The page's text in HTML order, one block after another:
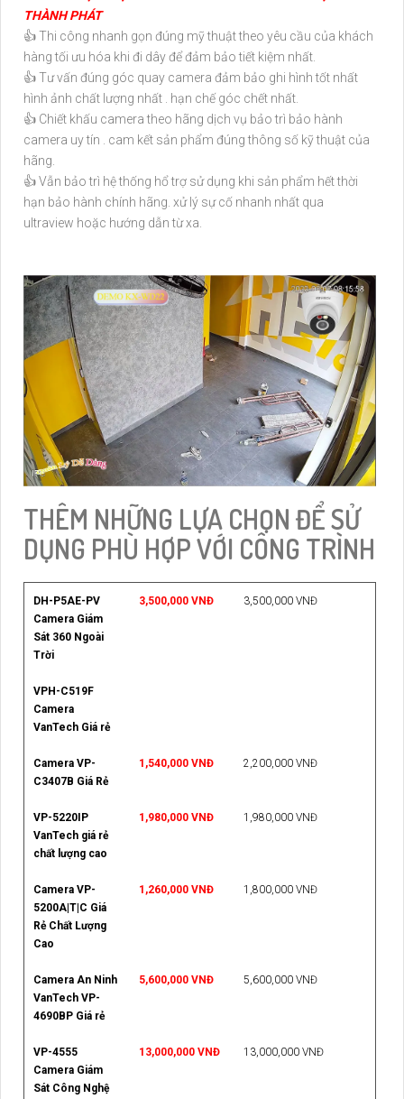
THÀNH PHÁT
👍 Thi công nhanh gọn đúng mỹ thuật theo yêu cầu của khách
hàng tối ưu hóa khi đi dây để đảm bảo tiết kiệm nhất.
👍 Tư vấn đúng góc quay camera đảm bảo ghi hình tốt nhất
hình ảnh chất lượng nhất . hạn chế góc chết nhất.
👍 Chiết khấu camera theo hãng dịch vụ bảo trì bảo hành
camera uy tín . cam kết sản phẩm đúng thông số kỹ thuật của
hãng.
👍 Vẫn bảo trì hệ thống hổ trợ sử dụng khi sản phẩm hết thời
hạn bảo hành chính hãng. xử lý sự cố nhanh nhất qua
ultraview hoặc hướng dẫn từ xa.
THÊM NHỮNG LỰA CHỌN ĐỂ SỬ
DỤNG PHÙ HỢP VỚI CÔNG TRÌNH
DH-P5AE-PV
Camera Giám
Sát 360 Ngoài
Trời
3,500,000 VNĐ 3,500,000 VNĐ
VPH-C519F
Camera
VanTech Giá rẻ
Camera VP-
C3407B Giá Rẻ
1,540,000 VNĐ 2,200,000 VNĐ
VP-5220IP
VanTech giá rẻ
chất lượng cao
1,980,000 VNĐ 1,980,000 VNĐ
Camera VP-
5200A|T|C Giá
Rẻ Chất Lượng
Cao
1,260,000 VNĐ 1,800,000 VNĐ
Camera An Ninh
VanTech VP-
4690BP Giá rẻ
5,600,000 VNĐ 5,600,000 VNĐ
VP-4555
Camera Giám
Sát Công Nghệ
13,000,000 VNĐ 13,000,000 VNĐ